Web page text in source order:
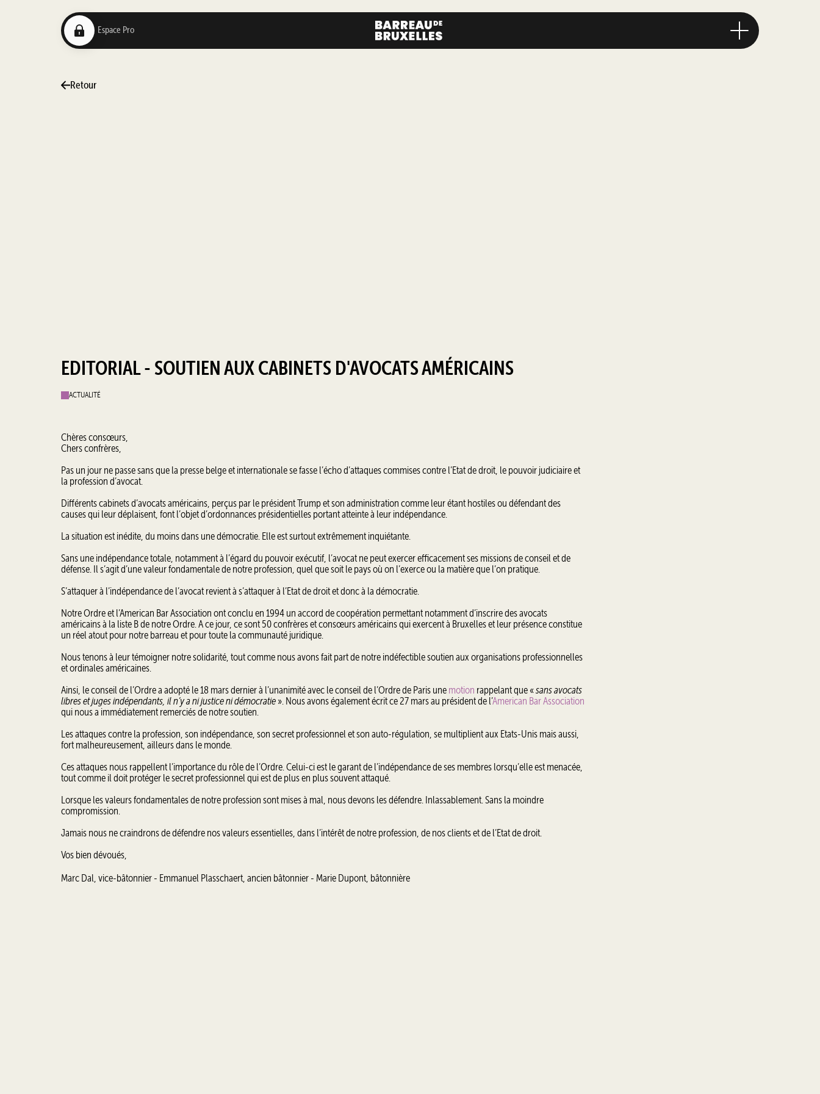
Retour
EDITORIAL - SOUTIEN AUX CABINETS D'AVOCATS AMÉRICAINS
ACTUALITÉ
Chères consœurs,
Chers confrères,
Pas un jour ne passe sans que la presse belge et internationale se fasse l’écho d’attaques commises contre l’Etat de droit, le pouvoir judiciaire et
la profession d’avocat.
Différents cabinets d’avocats américains, perçus par le président Trump et son administration comme leur étant hostiles ou défendant des
causes qui leur déplaisent, font l’objet d’ordonnances présidentielles portant atteinte à leur indépendance.
La situation est inédite, du moins dans une démocratie. Elle est surtout extrêmement inquiétante.
Sans une indépendance totale, notamment à l’égard du pouvoir exécutif, l’avocat ne peut exercer efficacement ses missions de conseil et de
défense. Il s’agit d’une valeur fondamentale de notre profession, quel que soit le pays où on l’exerce ou la matière que l’on pratique.
S’attaquer à l’indépendance de l’avocat revient à s’attaquer à l’Etat de droit et donc à la démocratie.
Notre Ordre et l’American Bar Association ont conclu en 1994 un accord de coopération permettant notamment d’inscrire des avocats
américains à la liste B de notre Ordre. A ce jour, ce sont 50 confrères et consœurs américains qui exercent à Bruxelles et leur présence constitue
un réel atout pour notre barreau et pour toute la communauté juridique.
Nous tenons à leur témoigner notre solidarité, tout comme nous avons fait part de notre indéfectible soutien aux organisations professionnelles
et ordinales américaines.
Ainsi, le conseil de l’Ordre a adopté le 18 mars dernier à l’unanimité avec le conseil de l’Ordre de Paris une motion rappelant que «sans avocats
libres et juges indépendants, il n’y a ni justice ni démocratie ». Nous avons également écrit ce 27 mars au président de l’American Bar Association
qui nous a immédiatement remerciés de notre soutien.
Les attaques contre la profession, son indépendance, son secret professionnel et son auto-régulation, se multiplient aux Etats-Unis mais aussi,
fort malheureusement, ailleurs dans le monde.
Ces attaques nous rappellent l’importance du rôle de l’Ordre. Celui-ci est le garant de l’indépendance de ses membres lorsqu’elle est menacée,
tout comme il doit protéger le secret professionnel qui est de plus en plus souvent attaqué.
Lorsque les valeurs fondamentales de notre profession sont mises à mal, nous devons les défendre. Inlassablement. Sans la moindre
compromission.
Jamais nous ne craindrons de défendre nos valeurs essentielles, dans l’intérêt de notre profession, de nos clients et de l’Etat de droit.
Vos bien dévoués,
Marc Dal, vice-bâtonnier - Emmanuel Plasschaert, ancien bâtonnier - Marie Dupont, bâtonnière